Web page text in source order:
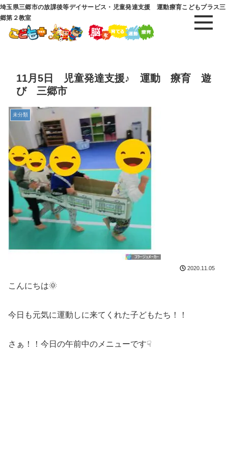
埼玉県三郷市の放課後等デイサービス・児童発達支援 運動療育こどもプラス三
郷第２教室
11月5日 児童発達支援♪ 運動 療育 遊
び 三郷市
未分類
2020.11.05
こんにちは🌞
今日も元気に運動しに来てくれた子どもたち！！
さぁ！！今日の午前中のメニューです☟